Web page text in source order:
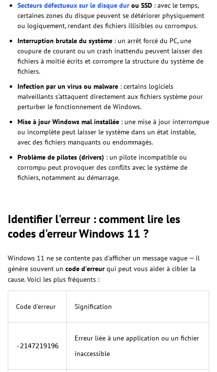
Secteurs défectueux sur le disque dur ou SSD : avec le temps,
certaines zones du disque peuvent se détériorer physiquement
ou logiquement, rendant des fichiers illisibles ou corrompus.
Interruption brutale du système : un arrêt forcé du PC, une
coupure de courant ou un crash inattendu peuvent laisser des
fichiers à moitié écrits et corrompre la structure du système de
fichiers.
Infection par un virus ou malware : certains logiciels
malveillants s'attaquent directement aux fichiers système pour
perturber le fonctionnement de Windows.
Mise à jour Windows mal installée : une mise à jour interrompue
ou incomplète peut laisser le système dans un état instable,
avec des fichiers manquants ou endommagés.
Problème de pilotes (drivers) : un pilote incompatible ou
corrompu peut provoquer des conflits avec le système de
fichiers, notamment au démarrage.
Identifier l'erreur : comment lire les
codes d'erreur Windows 11 ?
Windows 11 ne se contente pas d'afficher un message vague — il
génère souvent un code d'erreur qui peut vous aider à cibler la
cause. Voici les plus fréquents :
Code d'erreur Signification
-2147219196
Erreur liée à une application ou un fichier
inaccessible